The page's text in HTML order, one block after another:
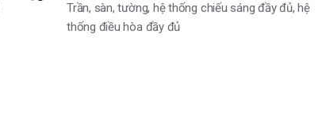
Trần, sàn, tường, hệ thống chiếu sáng đầy đủ, hệ
thống điều hòa đầy đủ